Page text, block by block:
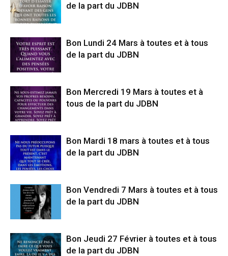
de la part du JDBN
Bon Lundi 24 Mars à toutes et à tous
de la part du JDBN
Bon Mercredi 19 Mars à toutes et à
tous de la part du JDBN
Bon Mardi 18 mars à toutes et à tous
de la part du JDBN
Bon Vendredi 7 Mars à toutes et à tous
de la part du JDBN
Bon Jeudi 27 Février à toutes et à tous
de la part du JDBN